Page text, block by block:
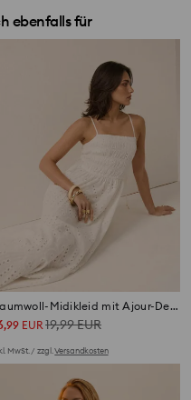
ebenfalls für
Baumwoll-Midikleid mit Ajour-Details
,99 EUR19,99EUR
MwSt. / zzgl.Versandkosten